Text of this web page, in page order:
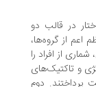
قالب دو
گروه‌ها،
افراد را
دوم